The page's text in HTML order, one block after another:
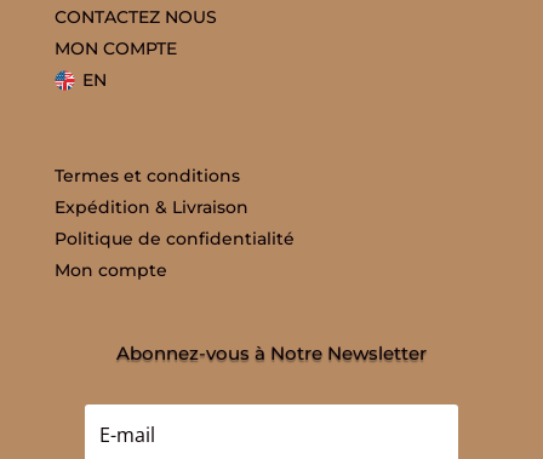
CONTACTEZ NOUS
MON COMPTE
EN
Termes et conditions
Expédition & Livraison
Politique de confidentialité
Mon compte
Abonnez-vous à Notre Newsletter